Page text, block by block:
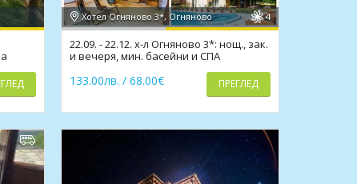
Хотел Огняново 3*, Огняново 4
22.09. - 22.12. х-л Огняново 3*: нощ., зак.
и вечеря, мин. басейни и СПА
133.00лв. / 68.00€ ПРЕГЛЕД